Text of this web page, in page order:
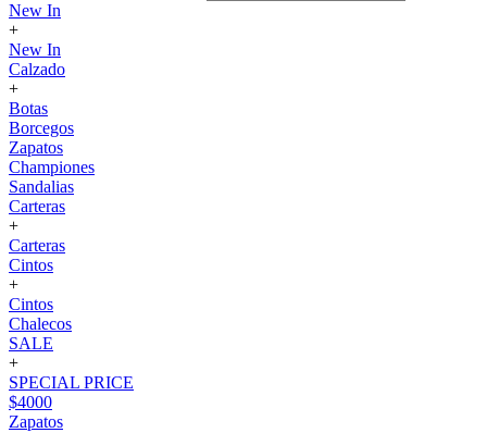
New In
+
New In
Calzado
+
Botas
Borcegos
Zapatos
Championes
Sandalias
Carteras
+
Carteras
Cintos
+
Cintos
Chalecos
SALE
+
SPECIAL PRICE
$4000
Zapatos